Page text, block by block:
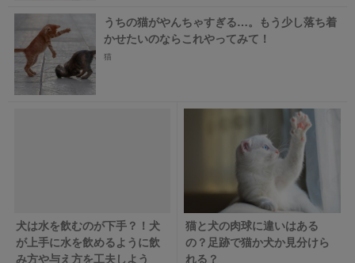
うちの猫がやんちゃすぎる…。もう少し落ち着
かせたいのならこれやってみて！
猫
犬は水を飲むのが下手？！犬
が上手に水を飲めるように飲
み方や与え方を工夫しよう
猫と犬の肉球に違いはある
の？足跡で猫か犬か見分けら
れる？